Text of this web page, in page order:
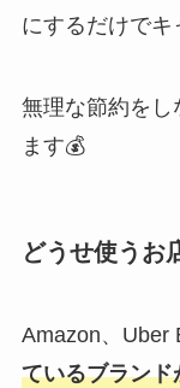
にするだけでキ
無理な節約をし
ます💰
どうせ使うお
Amazon、Uber
ているブランド